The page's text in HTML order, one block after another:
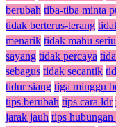
berubah tiba-tiba minta
tidak berterus-terang
menarik tidak mahu
sayang tidak percaya
sebagus tidak secantik
tidur siang tiga minggu
tips berubah tips cara ldr
jarak jauh tips hubungan